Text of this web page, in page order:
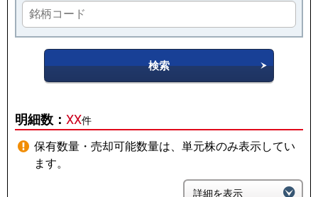
検索
明細数： XX件
保有数量・売却可能数量は、単元株のみ表示してい
ます。
詳細を表示